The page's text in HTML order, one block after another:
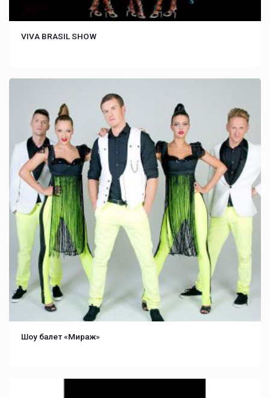
VIVA BRASIL SHOW
Шоу балет «Мираж»